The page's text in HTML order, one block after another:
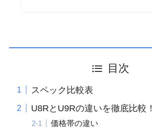
目次
スペック比較表
U8RとU9Rの違いを徹底比較！
価格帯の違い